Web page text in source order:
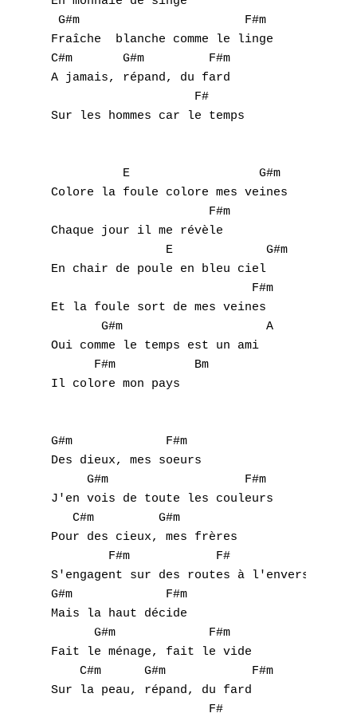
G#m                       F#m
Fraîche  blanche comme le linge
C#m       G#m         F#m
A jamais, répand, du fard
                    F#
Sur les hommes car le temps
          E                  G#m
Colore la foule colore mes veines
                      F#m
Chaque jour il me révèle
                E             G#m
En chair de poule en bleu ciel
                            F#m
Et la foule sort de mes veines
       G#m                    A
Oui comme le temps est un ami
      F#m           Bm
Il colore mon pays
G#m             F#m
Des dieux, mes soeurs
     G#m                   F#m
J'en vois de toute les couleurs
   C#m         G#m
Pour des cieux, mes frères
        F#m            F#
S'engagent sur des routes à l'envers
G#m             F#m
Mais la haut décide
      G#m             F#m
Fait le ménage, fait le vide
    C#m      G#m            F#m
Sur la peau, répand, du fard
                      F#
C
D
G
H
I
J
K
O
P
Q
S
U